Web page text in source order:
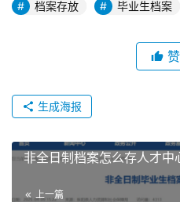
档案存放 毕业生档案
赞
生成海报
非全日制档案怎么存人才中
上一篇